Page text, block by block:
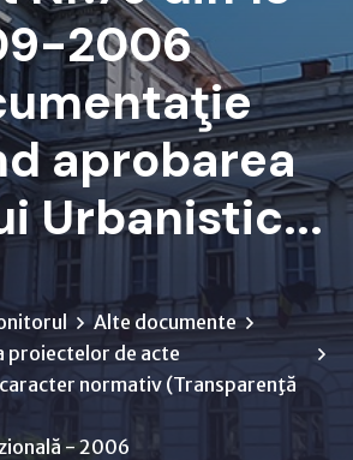
2006
aprobarea
Urbanistic...
Alte documente
proiectelor de acte
normativ (Transparenţă
- 2006